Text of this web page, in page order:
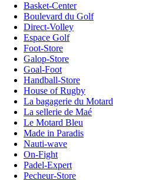
Basket-Center
Boulevard du Golf
Direct-Volley
Espace Golf
Foot-Store
Galop-Store
Goal-Foot
Handball-Store
House of Rugby
La bagagerie du Motard
La sellerie de Maé
Le Motard Bleu
Made in Paradis
Nauti-wave
On-Fight
Padel-Expert
Pecheur-Store